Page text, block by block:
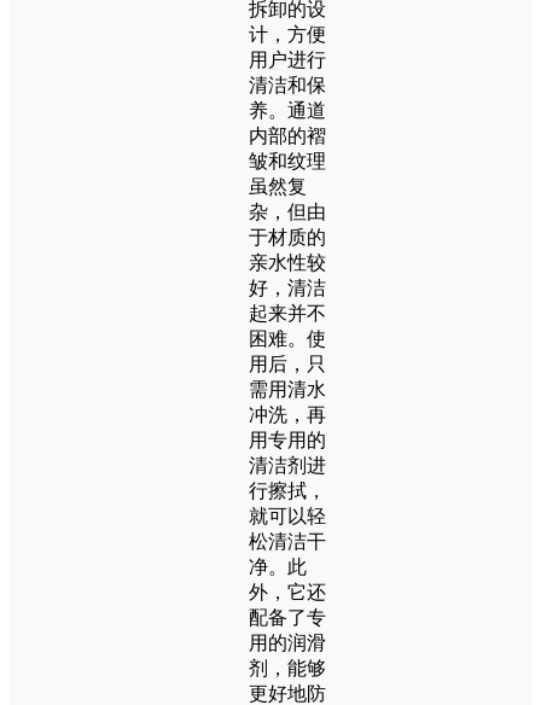
拆卸的设
计，方便
用户进行
清洁和保
养。通道
内部的褶
皱和纹理
虽然复
杂，但由
于材质的
亲水性较
好，清洁
起来并不
困难。使
用后，只
需用清水
冲洗，再
用专用的
清洁剂进
行擦拭，
就可以轻
松清洁干
净。此
外，它还
配备了专
用的润滑
剂，能够
更好地防